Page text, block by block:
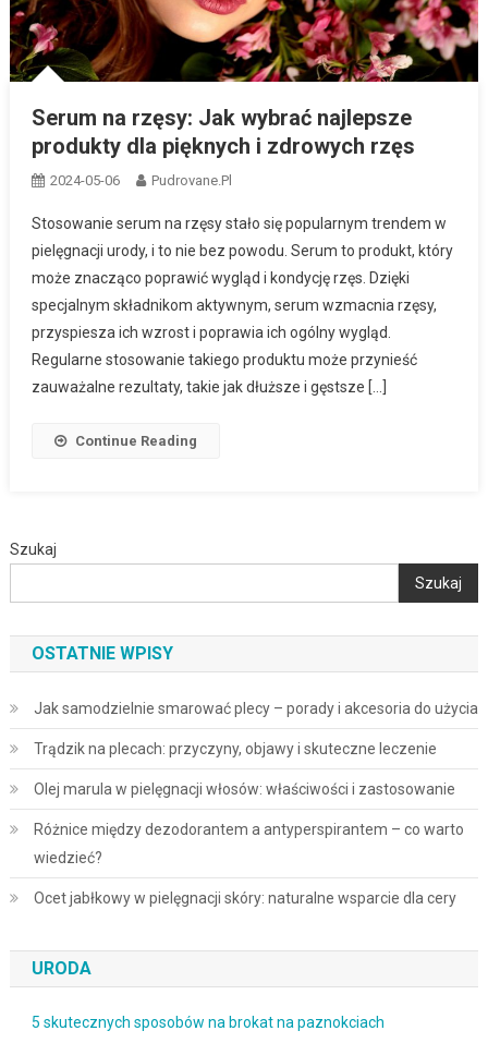
Serum na rzęsy: Jak wybrać najlepsze
produkty dla pięknych i zdrowych rzęs
2024-05-06 Pudrovane.pl
Stosowanie serum na rzęsy stało się popularnym trendem w
pielęgnacji urody, i to nie bez powodu. Serum to produkt, który
może znacząco poprawić wygląd i kondycję rzęs. Dzięki
specjalnym składnikom aktywnym, serum wzmacnia rzęsy,
przyspiesza ich wzrost i poprawia ich ogólny wygląd.
Regularne stosowanie takiego produktu może przynieść
zauważalne rezultaty, takie jak dłuższe i gęstsze […]
Continue Reading
Szukaj
Szukaj
OSTATNIE WPISY
Jak samodzielnie smarować plecy – porady i akcesoria do użycia
Trądzik na plecach: przyczyny, objawy i skuteczne leczenie
Olej marula w pielęgnacji włosów: właściwości i zastosowanie
Różnice między dezodorantem a antyperspirantem – co warto
wiedzieć?
Ocet jabłkowy w pielęgnacji skóry: naturalne wsparcie dla cery
URODA
5 skutecznych sposobów na brokat na paznokciach